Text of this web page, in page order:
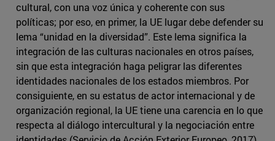
cultural, con una voz única y coherente con sus
políticas; por eso, en primer, la UE lugar debe defender su
lema “unidad en la diversidad”. Este lema significa la
integración de las culturas nacionales en otros países,
sin que esta integración haga peligrar las diferentes
identidades nacionales de los estados miembros. Por
consiguiente, en su estatus de actor internacional y de
organización regional, la UE tiene una carencia en lo que
respecta al diálogo intercultural y la negociación entre